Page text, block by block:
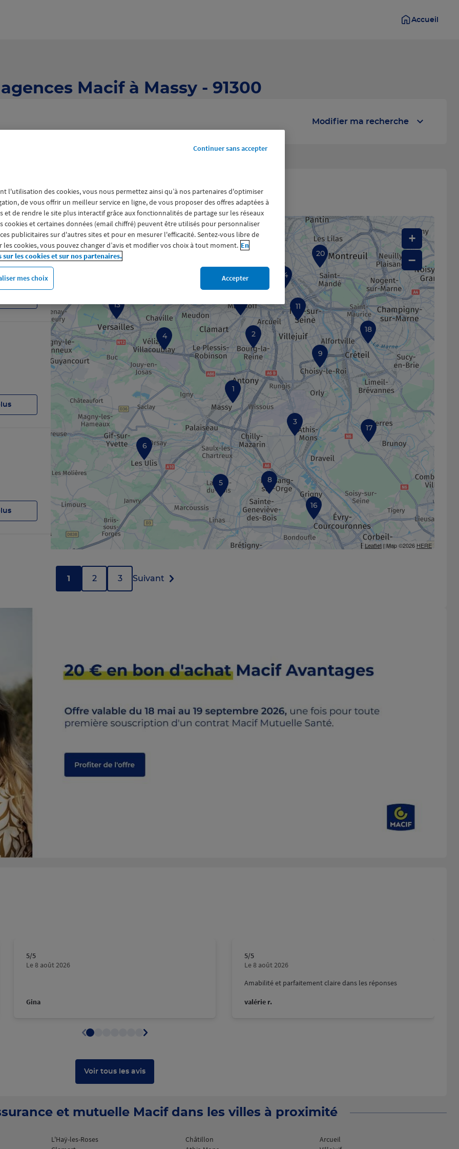
Accueil
agences Macif à Massy - 91300
Modifier ma recherche
54 agences Macif à Massy
17
16
6
20
19
18
9
14
11
13
4
8
5
3
1
2
+
−
Leaflet| Map ©2026 HERE
1 2 3 Suivant
5/5Note de 5 sur 5
Le 8 août 2026
Gina
5/5
Le 8 août 2026
Amabilité et parfaitement claire dans les réponses
valérie r.
Voir tous les avis
et mutuelle Macif dans les villes à proximité
L'Haÿ-les-Roses
Châtillon
Arcueil
l'utilisation des cookies, vous nous permettez ainsi qu’à nos partenaires d'optimiser
de vous offrir un meilleur service en ligne, de vous proposer des offres adaptées à
et de rendre le site plus interactif grâce aux fonctionnalités de partage sur les réseaux
cookies et certaines données (email chiffré) peuvent être utilisés pour personnaliser
publicitaires sur d'autres sites et pour en mesurer l'efficacité. Sentez-vous libre de
les cookies, vous pouvez changer d’avis et modifier vos choix à tout moment. En
sur les cookies et sur nos partenaires.
mes choix
Continuer sans accepter
Accepter